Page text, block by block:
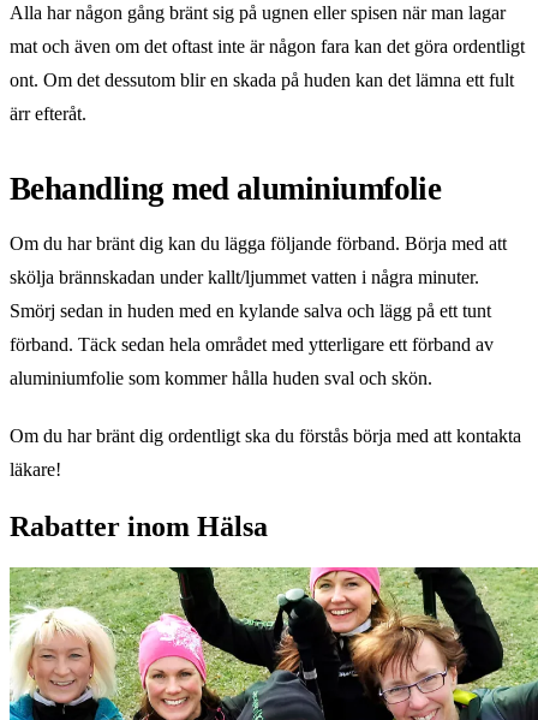
Alla har någon gång bränt sig på ugnen eller spisen när man lagar
mat och även om det oftast inte är någon fara kan det göra ordentligt
ont. Om det dessutom blir en skada på huden kan det lämna ett fult
ärr efteråt.
Behandling med aluminiumfolie
Om du har bränt dig kan du lägga följande förband. Börja med att
skölja brännskadan under kallt/ljummet vatten i några minuter.
Smörj sedan in huden med en kylande salva och lägg på ett tunt
förband. Täck sedan hela området med ytterligare ett förband av
aluminiumfolie som kommer hålla huden sval och skön.
Om du har bränt dig ordentligt ska du förstås börja med att kontakta
läkare!
Rabatter inom Hälsa